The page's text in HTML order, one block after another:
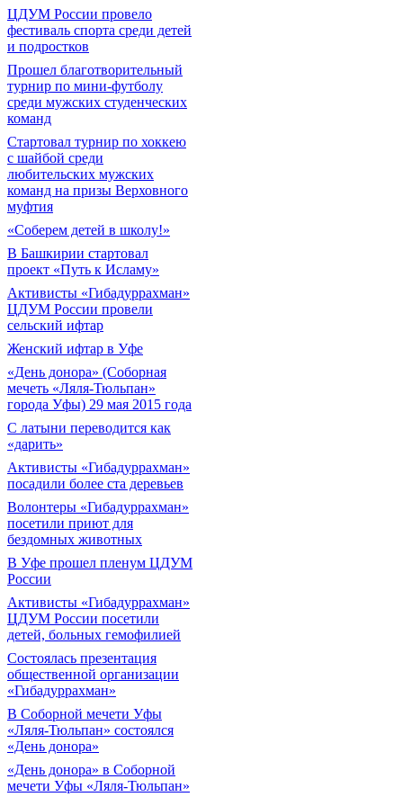
ЦДУМ России провело
фестиваль спорта среди детей
и подростков
Прошел благотворительный
турнир по мини-футболу
среди мужских студенческих
команд
Cтартовал турнир по хоккею
с шайбой среди
любительских мужских
команд на призы Верховного
муфтия
«Соберем детей в школу!»
В Башкирии стартовал
проект «Путь к Исламу»
Активисты «Гибадуррахман»
ЦДУМ России провели
сельский ифтар
Женский ифтар в Уфе
«День донора» (Соборная
мечеть «Ляля-Тюльпан»
города Уфы) 29 мая 2015 года
С латыни переводится как
«дарить»
Активисты «Гибадуррахман»
посадили более ста деревьев
Волонтеры «Гибадуррахман»
посетили приют для
бездомных животных
В Уфе прошел пленум ЦДУМ
России
Активисты «Гибадуррахман»
ЦДУМ России посетили
детей, больных гемофилией
Состоялась презентация
общественной организации
«Гибадуррахман»
В Соборной мечети Уфы
«Ляля-Тюльпан» состоялся
«День донора»
«День донора» в Соборной
мечети Уфы «Ляля-Тюльпан»